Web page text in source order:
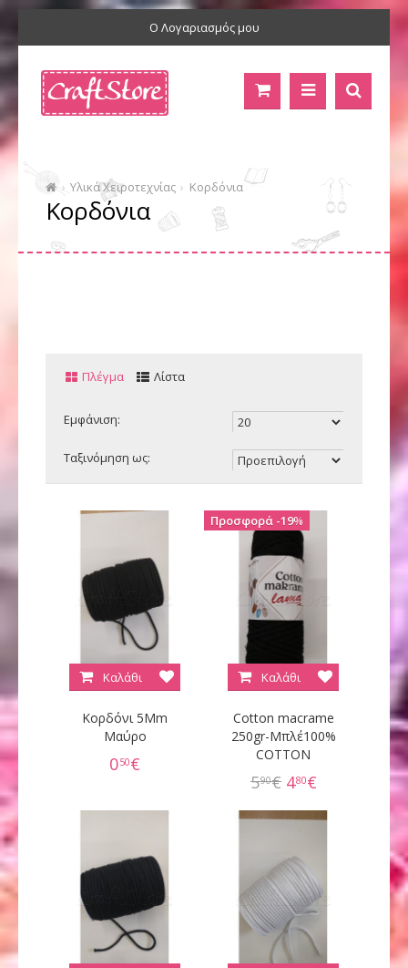
Ο Λογαριασμός μου
Υλικά Χειροτεχνίας Κορδόνια
Κορδόνια
Πλέγμα Λίστα
Εμφάνιση:
Ταξινόμηση ως:
Κορδόνι 5Mm
Μαύρο
050€
Καλάθι
Cotton macrame
250gr-Mπλέ100%
COTTON
590€ 480€
Καλάθι
19%